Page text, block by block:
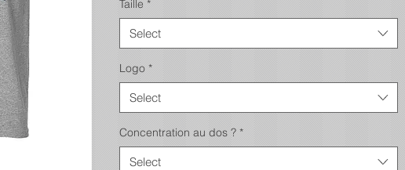
Taille *
Select
Logo *
Select
Concentration au dos ? *
Select